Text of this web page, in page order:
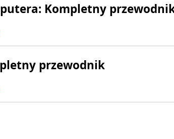
Kompletny
przewodnik